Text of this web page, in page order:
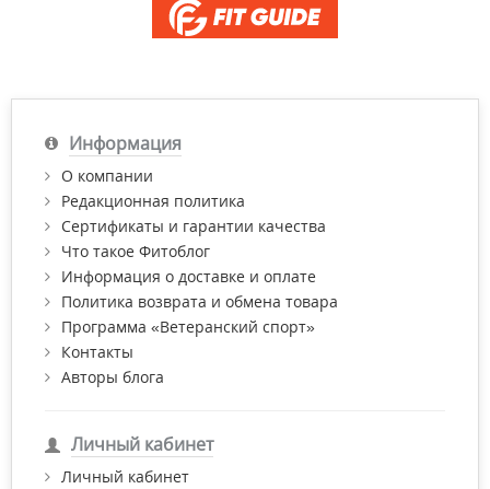
Информация
О компании
Редакционная политика
Сертификаты и гарантии качества
Что такое Фитоблог
Информация о доставке и оплате
Политика возврата и обмена товара
Программа «Ветеранский спорт»
Контакты
Авторы блога
Личный кабинет
Личный кабинет